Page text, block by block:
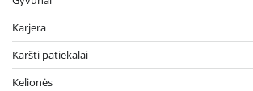
Karjera
Karšti patiekalai
Kelionės